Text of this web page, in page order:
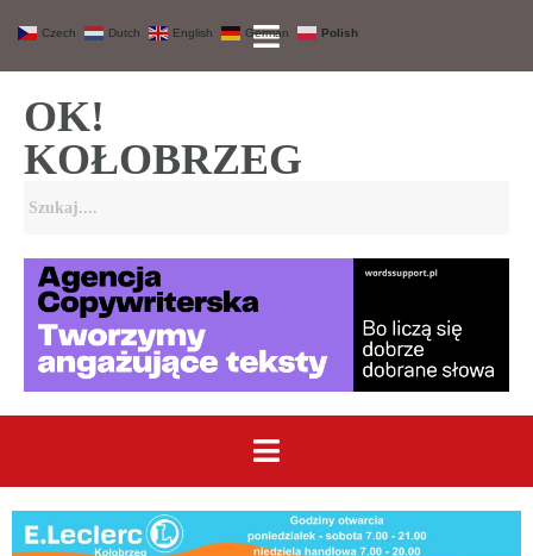
OK!
KOŁOBRZEG
Czech Dutch English German Polish